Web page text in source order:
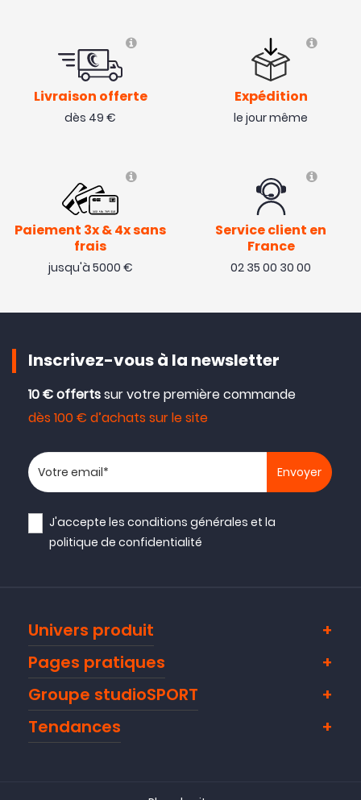
Livraison offerte
dès 49 €
Expédition
le jour même
Paiement 3x & 4x sans
frais
jusqu'à 5000 €
Service client en
France
02 35 00 30 00
Inscrivez-vous à la newsletter
10 € offertssur votre première commande
dès 100 € d’achats sur le site
Votre adresse email
J'accepte lesconditions générales et la
politique de confidentialité
Univers produit
Pages pratiques
Groupe studioSPORT
Tendances